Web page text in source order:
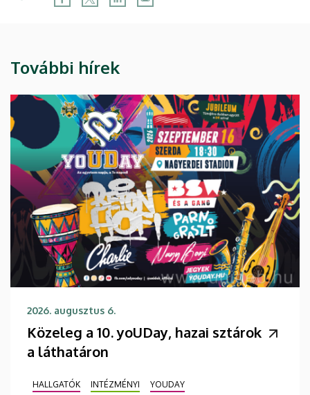
További hírek
2026. augusztus 6.
Közeleg a 10. yoUDay, hazai sztárok
a láthatáron
HALLGATÓK INTÉZMÉNYI YOUDAY